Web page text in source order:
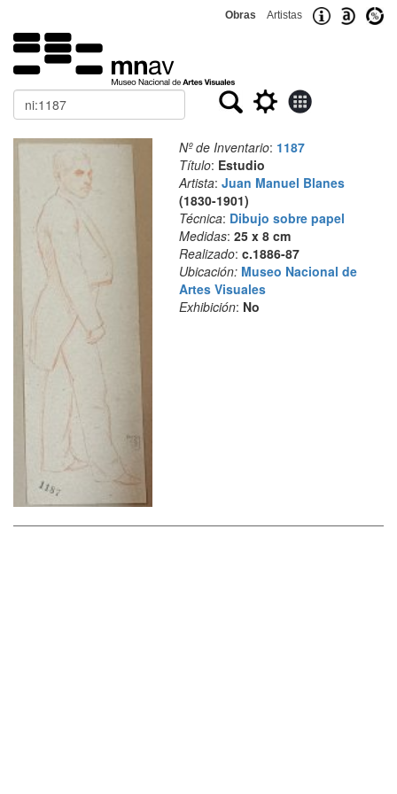
Obras Artistas
Buscar
Nº de Inventario: 1187
Título: Estudio
Artista: Juan Manuel Blanes
(1830-1901)
Técnica: Dibujo sobre papel
Medidas: 25 x 8 cm
Realizado: c.1886-87
Ubicación: Museo Nacional de
Artes Visuales
Exhibición: No